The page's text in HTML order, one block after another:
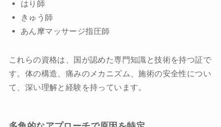
はり師
きゅう師
あん摩マッサージ指圧師
これらの資格は、国が認めた専門知識と技術を持つ証で
す。体の構造、痛みのメカニズム、施術の安全性につい
て、深い理解と経験を持っています。